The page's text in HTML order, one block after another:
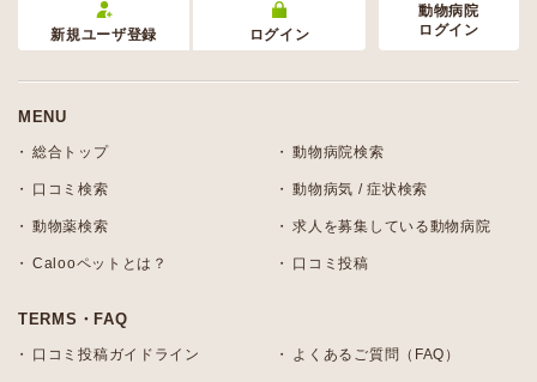
新規ユーザ登録 ログイン
動物病院
ログイン
MENU
総合トップ 動物病院検索
口コミ検索 動物病気 / 症状検索
動物薬検索 求人を募集している動物病院
Calooペットとは？ 口コミ投稿
TERMS・FAQ
口コミ投稿ガイドライン よくあるご質問（FAQ）